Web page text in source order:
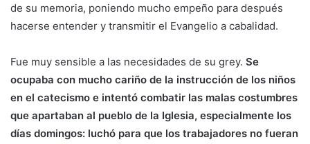
de su memoria, poniendo mucho empeño para después
hacerse entender y transmitir el Evangelio a cabalidad.
Fue muy sensible a las necesidades de su grey. Se
ocupaba con mucho cariño de la instrucción de los niños
en el catecismo e intentó combatir las malas costumbres
que apartaban al pueblo de la Iglesia, especialmente los
días domingos: luchó para que los trabajadores no fueran